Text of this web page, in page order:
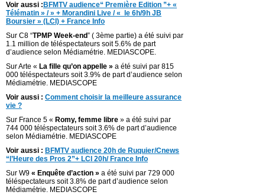
Voir aussi : BFMTV audience“ Première Edition ”+ «
Télématin » / » + Morandini Live / « le 6h/9h JB
Boursier » (LCI) + France Info
Sur C8 “TPMP Week-end” ( 3ème partie) a été suivi par
1.1 million de téléspectateurs soit 5.6% de part
d’audience selon Médiamétrie. MEDIASCOPE.
Sur Arte « La fille qu’on appelle » a été suivi par 815
000 téléspectateurs soit 3.9% de part d’audience selon
Médiamétrie. MEDIASCOPE
Voir aussi : Comment choisir la meilleure assurance
vie ?
Sur France 5 « Romy, femme libre » a été suivi par
744 000 téléspectateurs soit 3.6% de part d’audience
selon Médiamétrie. MEDIASCOPE
Voir aussi : BFMTV audience 20h de Ruquier/Cnews
“l’Heure des Pros 2”+ LCI 20h/ France Info
Sur W9 « Enquête d’action » a été suivi par 729 000
téléspectateurs soit 3.8% de part d’audience selon
Médiamétrie. MEDIASCOPE